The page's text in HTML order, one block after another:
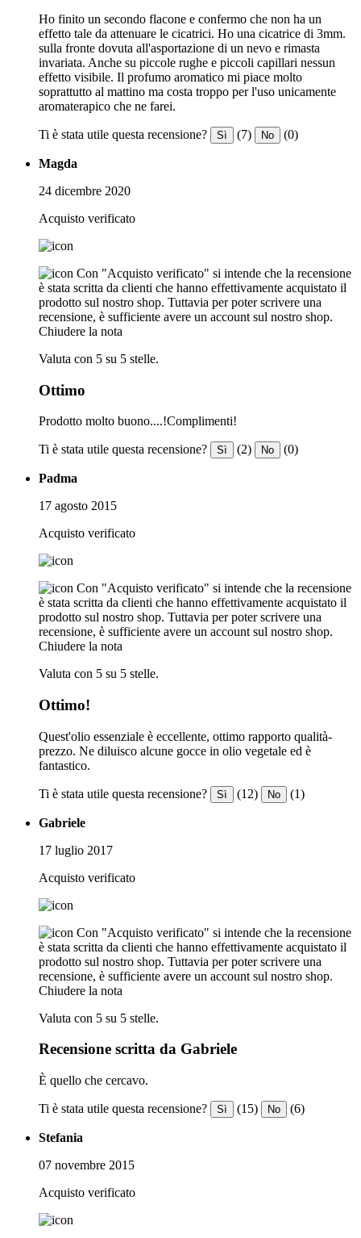
Ho finito un secondo flacone e confermo che non ha un
effetto tale da attenuare le cicatrici. Ho una cicatrice di 3mm.
sulla fronte dovuta all'asportazione di un nevo e rimasta
invariata. Anche su piccole rughe e piccoli capillari nessun
effetto visibile. Il profumo aromatico mi piace molto
soprattutto al mattino ma costa troppo per l'uso unicamente
aromaterapico che ne farei.
Ti è stata utile questa recensione? Sì (7) No (0)
Magda
24 dicembre 2020
Acquisto verificato
Con "Acquisto verificato" si intende che la recensione
è stata scritta da clienti che hanno effettivamente acquistato il
prodotto sul nostro shop. Tuttavia per poter scrivere una
recensione, è sufficiente avere un account sul nostro shop.
Chiudere la nota
Valuta con 5 su 5 stelle.
Ottimo
Prodotto molto buono....!Complimenti!
Ti è stata utile questa recensione? Sì (2) No (0)
Padma
17 agosto 2015
Acquisto verificato
Con "Acquisto verificato" si intende che la recensione
è stata scritta da clienti che hanno effettivamente acquistato il
prodotto sul nostro shop. Tuttavia per poter scrivere una
recensione, è sufficiente avere un account sul nostro shop.
Chiudere la nota
Valuta con 5 su 5 stelle.
Ottimo!
Quest'olio essenziale è eccellente, ottimo rapporto qualità-
prezzo. Ne diluisco alcune gocce in olio vegetale ed è
fantastico.
Ti è stata utile questa recensione? Sì (12) No (1)
Gabriele
17 luglio 2017
Acquisto verificato
Con "Acquisto verificato" si intende che la recensione
è stata scritta da clienti che hanno effettivamente acquistato il
prodotto sul nostro shop. Tuttavia per poter scrivere una
recensione, è sufficiente avere un account sul nostro shop.
Chiudere la nota
Valuta con 5 su 5 stelle.
Recensione scritta da Gabriele
È quello che cercavo.
Ti è stata utile questa recensione? Sì (15) No (6)
Stefania
07 novembre 2015
Acquisto verificato